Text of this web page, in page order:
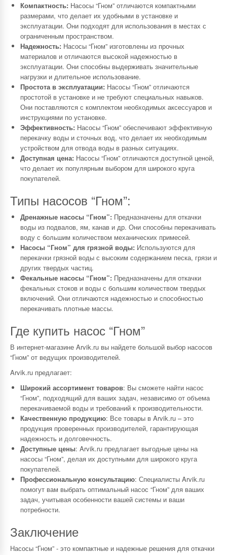
Компактность: Насосы “Гном” отличаются компактными
размерами, что делает их удобными в установке и
эксплуатации. Они подходят для использования в местах с
ограниченным пространством.
Надежность: Насосы “Гном” изготовлены из прочных
материалов и отличаются высокой надежностью в
эксплуатации. Они способны выдерживать значительные
нагрузки и длительное использование.
Простота в эксплуатации: Насосы “Гном” отличаются
простотой в установке и не требуют специальных навыков.
Они поставляются с комплектом необходимых аксессуаров и
инструкциями по установке.
Эффективность: Насосы “Гном” обеспечивают эффективную
перекачку воды и сточных вод, что делает их необходимым
устройством для отвода воды в разных ситуациях.
Доступная цена: Насосы “Гном” отличаются доступной ценой,
что делает их популярным выбором для широкого круга
покупателей.
Типы насосов “Гном”:
Дренажные насосы “Гном”: Предназначены для откачки
воды из подвалов, ям, канав и др. Они способны перекачивать
воду с большим количеством механических примесей.
Насосы “Гном” для грязной воды: Используются для
перекачки грязной воды с высоким содержанием песка, грязи и
других твердых частиц.
Фекальные насосы “Гном”: Предназначены для откачки
фекальных стоков и воды с большим количеством твердых
включений. Они отличаются надежностью и способностью
перекачивать плотные массы.
Где купить насос “Гном”
В интернет-магазине Arvik.ru вы найдете большой выбор насосов
“Гном” от ведущих производителей.
Arvik.ru предлагает:
Широкий ассортимент товаров: Вы сможете найти насос
“Гном”, подходящий для ваших задач, независимо от объема
перекачиваемой воды и требований к производительности.
Качественную продукцию: Все товары в Arvik.ru – это
продукция проверенных производителей, гарантирующая
надежность и долговечность.
Доступные цены: Arvik.ru предлагает выгодные цены на
насосы “Гном”, делая их доступными для широкого круга
покупателей.
Профессиональную консультацию: Специалисты Arvik.ru
помогут вам выбрать оптимальный насос “Гном” для ваших
задач, учитывая особенности вашей системы и ваши
потребности.
Заключение
Насосы “Гном” - это компактные и надежные решения для откачки